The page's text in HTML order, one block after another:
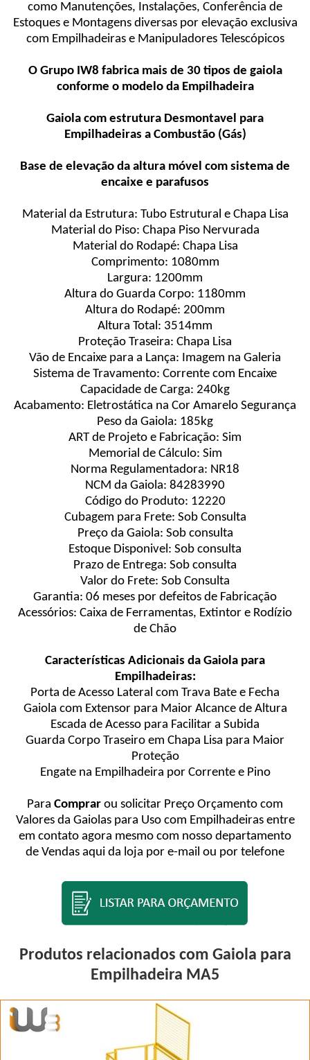
como Manutenções, Instalações, Conferência de
Estoques e Montagens diversas por elevação exclusiva
com Empilhadeiras e Manipuladores Telescópicos
O Grupo IW8 fabrica mais de 30 tipos de gaiola
conforme o modelo da Empilhadeira
Gaiola com estrutura Desmontavel para
Empilhadeiras a Combustão (Gás)
Base de elevação da altura móvel com sistema de
encaixe e parafusos
Material da Estrutura: Tubo Estrutural e Chapa Lisa
Material do Piso: Chapa Piso Nervurada
Material do Rodapé: Chapa Lisa
Comprimento: 1080mm
Largura: 1200mm
Altura do Guarda Corpo: 1180mm
Altura do Rodapé: 200mm
Altura Total: 3514mm
Proteção Traseira: Chapa Lisa
Vão de Encaixe para a Lança: Imagem na Galeria
Sistema de Travamento: Corrente com Encaixe
Capacidade de Carga: 240kg
Acabamento: Eletrostática na Cor Amarelo Segurança
Peso da Gaiola: 185kg
ART de Projeto e Fabricação: Sim
Memorial de Cálculo: Sim
Norma Regulamentadora: NR18
NCM da Gaiola: 84283990
Código do Produto: 12220
Cubagem para Frete: Sob Consulta
Preço da Gaiola: Sob consulta
Estoque Disponivel: Sob consulta
Prazo de Entrega: Sob consulta
Valor do Frete: Sob Consulta
Garantia: 06 meses por defeitos de Fabricação
Acessórios: Caixa de Ferramentas, Extintor e Rodízio
de Chão
Características Adicionais da Gaiola para
Empilhadeiras:
Porta de Acesso Lateral com Trava Bate e Fecha
Gaiola com Extensor para Maior Alcance de Altura
Escada de Acesso para Facilitar a Subida
Guarda Corpo Traseiro em Chapa Lisa para Maior
Proteção
Engate na Empilhadeira por Corrente e Pino
Para Comprar ou solicitar Preço Orçamento com
Valores da Gaiolas para Uso com Empilhadeiras entre
em contato agora mesmo com nosso departamento
de Vendas aqui da loja por e-mail ou por telefone
Produtos relacionados com Gaiola para
Empilhadeira MA5